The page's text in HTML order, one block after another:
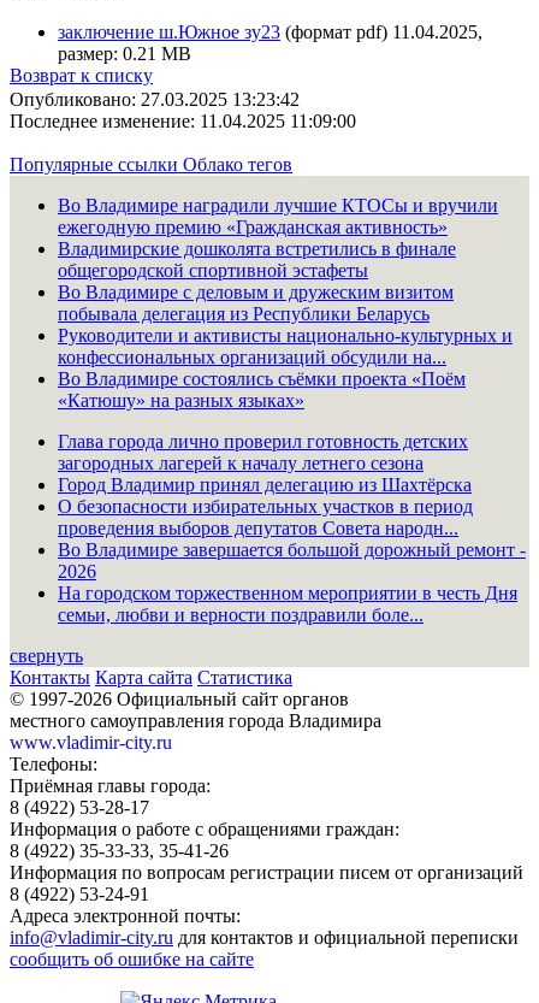
заключение ш.Южное зу23 (формат pdf) 11.04.2025,
размер: 0.21 MB
Возврат к списку
Опубликовано: 27.03.2025 13:23:42
Последнее изменение: 11.04.2025 11:09:00
Популярные ссылки Облако тегов
Во Владимире наградили лучшие КТОСы и вручили
ежегодную премию «Гражданская активность»
Владимирские дошколята встретились в финале
общегородской спортивной эстафеты
Во Владимире с деловым и дружеским визитом
побывала делегация из Республики Беларусь
Руководители и активисты национально-культурных и
конфессиональных организаций обсудили на...
Во Владимире состоялись съёмки проекта «Поём
«Катюшу» на разных языках»
Глава города лично проверил готовность детских
загородных лагерей к началу летнего сезона
Город Владимир принял делегацию из Шахтёрска
О безопасности избирательных участков в период
проведения выборов депутатов Совета народн...
Во Владимире завершается большой дорожный ремонт -
2026
На городском торжественном мероприятии в честь Дня
семьи, любви и верности поздравили боле...
свернуть
Контакты Карта сайта Статистика
© 1997-2026 Официальный сайт органов
местного самоуправления города Владимира
www.vladimir-city.ru
Телефоны:
Приёмная главы города:
8 (4922) 53-28-17
Информация о работе с обращениями граждан:
8 (4922) 35-33-33, 35-41-26
Информация по вопросам регистрации писем от организаций
8 (4922) 53-24-91
Адреса электронной почты:
info@vladimir-city.ru для контактов и официальной переписки
сообщить об ошибке на сайте